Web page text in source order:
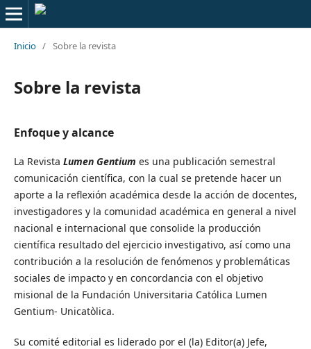
Inicio / Sobre la revista
Sobre la revista
Enfoque y alcance
La Revista Lumen Gentium es una publicación semestral
comunicación científica, con la cual se pretende hacer un
aporte a la reflexión académica desde la acción de docentes,
investigadores y la comunidad académica en general a nivel
nacional e internacional que consolide la producción
científica resultado del ejercicio investigativo, así como una
contribución a la resolución de fenómenos y problemáticas
sociales de impacto y en concordancia con el objetivo
misional de la Fundación Universitaria Católica Lumen
Gentium- Unicatòlica.
Su comité editorial es liderado por el (la) Editor(a) Jefe,